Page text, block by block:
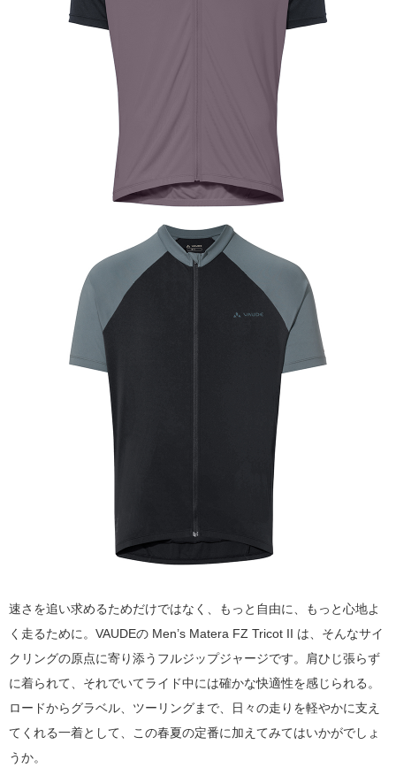
速さを追い求めるためだけではなく、もっと自由に、もっと心地よ
く走るために。VAUDEの Men’s Matera FZ Tricot II は、そんなサイ
クリングの原点に寄り添うフルジップジャージです。肩ひじ張らず
に着られて、それでいてライド中には確かな快適性を感じられる。
ロードからグラベル、ツーリングまで、日々の走りを軽やかに支え
てくれる一着として、この春夏の定番に加えてみてはいかがでしょ
うか。